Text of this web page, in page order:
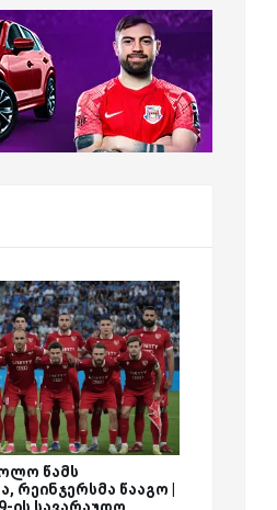
წამს
რეინჯერსმა წააგო |
ის სავარაუდო